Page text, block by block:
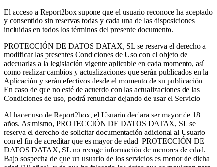
El acceso a Report2box supone que el usuario reconoce ha aceptado
y consentido sin reservas todas y cada una de las disposiciones
incluidas en todos los términos del presente documento.
PROTECCIÓN DE DATOS DATAX, SL se reserva el derecho a
modificar las presentes Condiciones de Uso con el objeto de
adecuarlas a la legislación vigente aplicable en cada momento, así
como realizar cambios y actualizaciones que serán publicados en la
Aplicación y serán efectivos desde el momento de su publicación.
En caso de que no esté de acuerdo con las actualizaciones de las
Condiciones de uso, podrá renunciar dejando de usar el Servicio.
Al hacer uso de Report2box, el Usuario declara ser mayor de 18
años. Asimismo, PROTECCIÓN DE DATOS DATAX, SL se
reserva el derecho de solicitar documentación adicional al Usuario
con el fin de acreditar que es mayor de edad. PROTECCIÓN DE
DATOS DATAX, SL no recoge información de menores de edad.
Bajo sospecha de que un usuario de los servicios es menor de dicha